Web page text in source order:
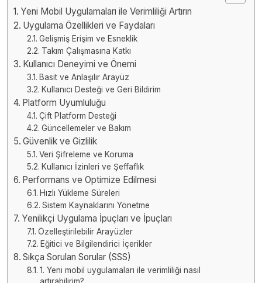
Yeni Mobil Uygulamaları ile Verimliliği Artırın
Uygulama Özellikleri ve Faydaları
Gelişmiş Erişim ve Esneklik
Takım Çalışmasına Katkı
Kullanıcı Deneyimi ve Önemi
Basit ve Anlaşılır Arayüz
Kullanıcı Desteği ve Geri Bildirim
Platform Uyumluluğu
Çift Platform Desteği
Güncellemeler ve Bakım
Güvenlik ve Gizlilik
Veri Şifreleme ve Koruma
Kullanıcı İzinleri ve Şeffaflık
Performans ve Optimize Edilmesi
Hızlı Yükleme Süreleri
Sistem Kaynaklarını Yönetme
Yenilikçi Uygulama İpuçları ve İpuçları
Özelleştirilebilir Arayüzler
Eğitici ve Bilgilendirici İçerikler
Sıkça Sorulan Sorular (SSS)
1. Yeni mobil uygulamaları ile verimliliği nasıl
artırabilirim?